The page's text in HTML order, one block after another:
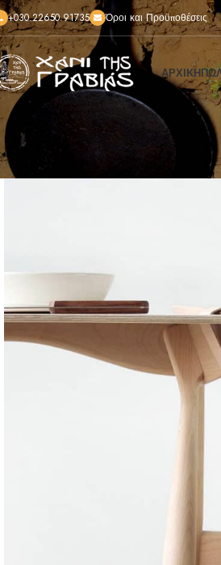
+030.22650.91735 Όροι και Προϋποθέσεις
ΑΡΧΙΚΗ